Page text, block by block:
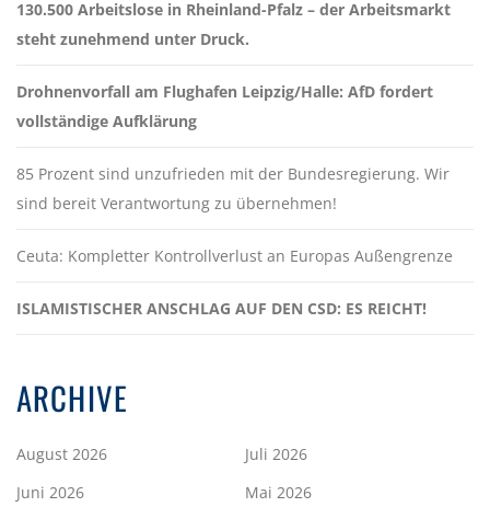
130.500 Arbeitslose in Rheinland-Pfalz – der Arbeitsmarkt
steht zunehmend unter Druck.
Drohnenvorfall am Flughafen Leipzig/Halle: AfD fordert
vollständige Aufklärung
85 Prozent sind unzufrieden mit der Bundesregierung. Wir
sind bereit Verantwortung zu übernehmen!
Ceuta: Kompletter Kontrollverlust an Europas Außengrenze
ISLAMISTISCHER ANSCHLAG AUF DEN CSD: ES REICHT!
ARCHIVE
August 2026
Juli 2026
Juni 2026
Mai 2026